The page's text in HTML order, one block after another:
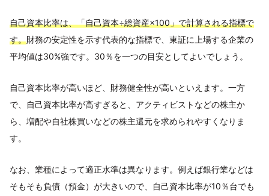
自己資本比率は、「自己資本÷総資産×100」で計算される指標で
す。財務の安定性を示す代表的な指標で、東証に上場する企業の
平均値は30%強です。30％を一つの目安としてよいでしょう。
自己資本比率が高いほど、財務健全性が高いといえます。一方
で、自己資本比率が高すぎると、アクティビストなどの株主か
ら、増配や自社株買いなどの株主還元を求められやすくなりま
す。
なお、業種によって適正水準は異なります。例えば銀行業などは
そもそも負債（預金）が大きいので、自己資本比率が10％台でも